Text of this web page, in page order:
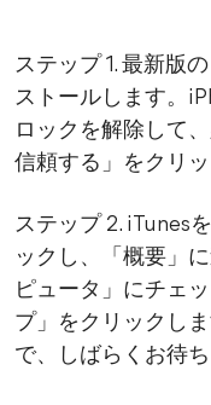
ステップ 1. 最新版の
ストールします。
ロックを解除して
信頼する」をクリッ
ステップ 2. iTunes
ックし、「概要」
ピュータ」にチェ
プ」をクリックし
で、しばらくお待ち